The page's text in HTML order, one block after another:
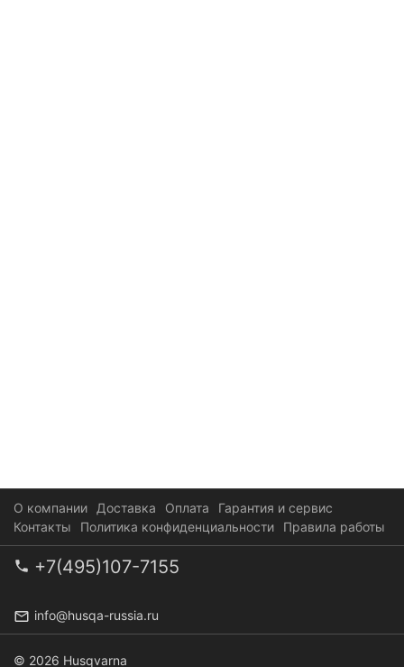
О компании Доставка Оплата
Гарантия и сервис
Контакты
Политика конфиденциальности Правила работы
+7(495)107-7155
info@husqa-russia.ru
© 2026 Husqvarna